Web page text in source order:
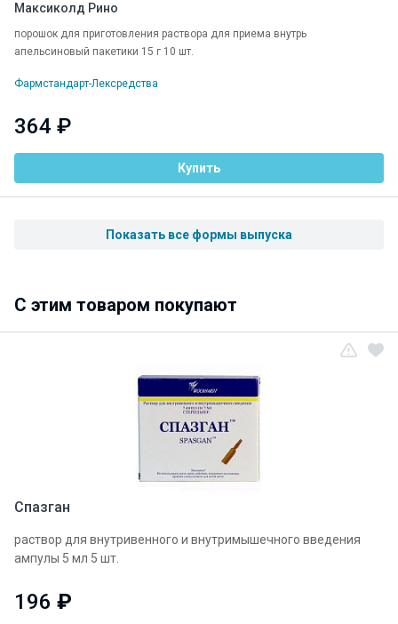
Максиколд Рино
порошок для приготовления раствора для приема внутрь
апельсиновый пакетики 15 г 10 шт.
Фармстандарт-Лексредства
364 ₽
Купить
Показать все формы выпуска
C этим товаром покупают
Спазган
раствор для внутривенного и внутримышечного введения
ампулы 5 мл 5 шт.
196 ₽